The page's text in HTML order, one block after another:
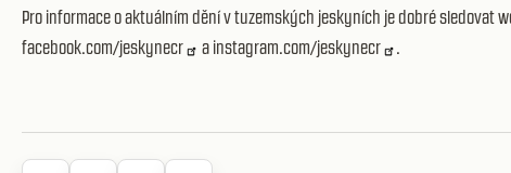
Pro informace o aktuálním dění v tuzemských jeskyních je dobré sledovat
facebook.com/jeskynecr
a instagram.com/jeskynecr .